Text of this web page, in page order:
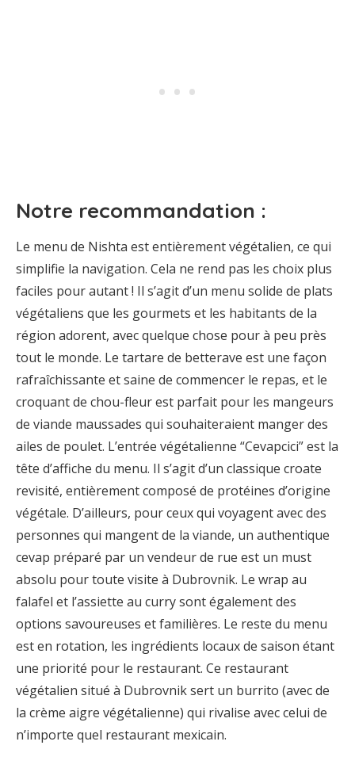
Notre recommandation :
Le menu de Nishta est entièrement végétalien, ce qui
simplifie la navigation. Cela ne rend pas les choix plus
faciles pour autant ! Il s’agit d’un menu solide de plats
végétaliens que les gourmets et les habitants de la
région adorent, avec quelque chose pour à peu près
tout le monde. Le tartare de betterave est une façon
rafraîchissante et saine de commencer le repas, et le
croquant de chou-fleur est parfait pour les mangeurs
de viande maussades qui souhaiteraient manger des
ailes de poulet. L’entrée végétalienne “Cevapcici” est la
tête d’affiche du menu. Il s’agit d’un classique croate
revisité, entièrement composé de protéines d’origine
végétale. D’ailleurs, pour ceux qui voyagent avec des
personnes qui mangent de la viande, un authentique
cevap préparé par un vendeur de rue est un must
absolu pour toute visite à Dubrovnik. Le wrap au
falafel et l’assiette au curry sont également des
options savoureuses et familières. Le reste du menu
est en rotation, les ingrédients locaux de saison étant
une priorité pour le restaurant. Ce restaurant
végétalien situé à Dubrovnik sert un burrito (avec de
la crème aigre végétalienne) qui rivalise avec celui de
n’importe quel restaurant mexicain.